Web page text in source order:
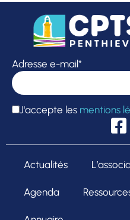
Adresse e-mail*
J'accepte les mentions
Actualités
Agenda